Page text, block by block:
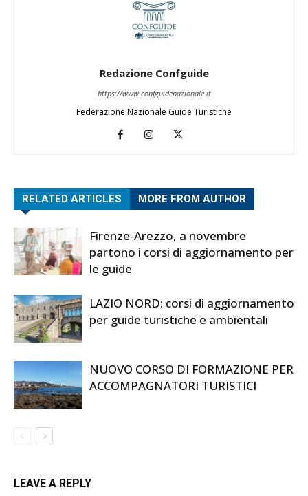
Redazione Confguide
https://www.confguidenazionale.it
Federazione Nazionale Guide Turistiche
RELATED ARTICLES MORE FROM AUTHOR
Firenze-Arezzo, a novembre
partono i corsi di aggiornamento per
le guide
LAZIO NORD: corsi di aggiornamento
per guide turistiche e ambientali
NUOVO CORSO DI FORMAZIONE PER
ACCOMPAGNATORI TURISTICI
LEAVE A REPLY